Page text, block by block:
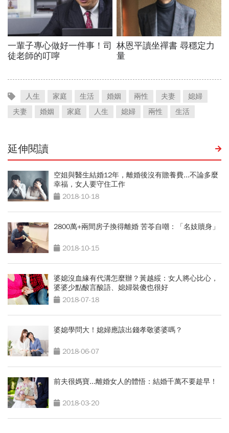
人生 家庭 生活 婚姻 兩性 夫妻
媳婦
夫妻
婚姻 家庭 人生 媳婦 兩性 生活
延伸閱讀
空姐與醫生結婚12年，離婚後沒有贍養費...不論多麼
幸福，女人要守住工作
2018-10-18
2800萬+兩間房子換得離婚 苦苓自嘲：「名妓贖身」
2018-10-15
婆媳沒血緣有代溝怎麼辦？黃越綏：女人將心比心，
婆婆少點酸言酸語、媳婦裝傻也很好
2018-07-18
婆媳學問大！媳婦應該出錢孝敬婆婆嗎？
2018-06-07
前夫很媽寶...離婚女人的體悟：結婚千萬不要趁早！
2018-03-20